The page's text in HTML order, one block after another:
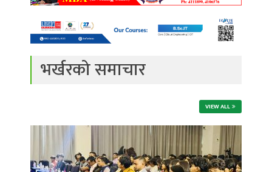
भर्खरको समाचार
VIEW ALL